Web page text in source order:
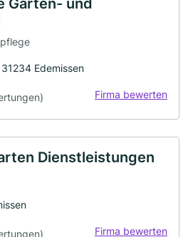
Edemissen
Firma bewerten
Dienstleistungen
Firma bewerten